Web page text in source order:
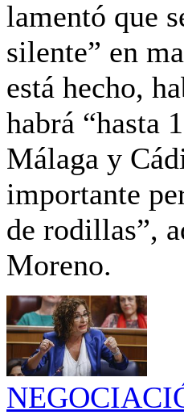
lamentó que
silente” en
está hecho,
habrá “hasta
Málaga y
importante
de rodillas”,
Moreno.